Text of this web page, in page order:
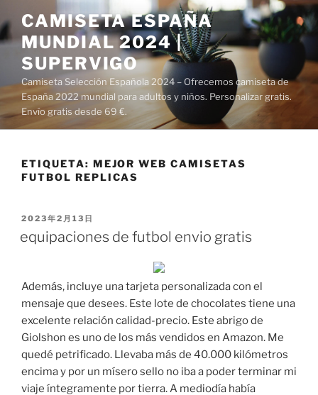
al
contenido
CAMISETA ESPAÑA
MUNDIAL 2024 |
SUPERVIGO
Camiseta Selección Española 2024 – Ofrecemos camiseta de
España 2022 mundial para adultos y niños. Personalizar gratis.
Envío gratis desde 69 €.
ETIQUETA: MEJOR WEB CAMISETAS
FUTBOL REPLICAS
PUBLICADO
2023年2月13日
equipaciones de futbol envio gratis
Además, incluye una tarjeta personalizada con el
mensaje que desees. Este lote de chocolates tiene una
excelente relación calidad-precio. Este abrigo de
Giolshon es uno de los más vendidos en Amazon. Me
quedé petrificado. Llevaba más de 40.000 kilómetros
encima y por un mísero sello no iba a poder terminar mi
viaje íntegramente por tierra. A mediodía había